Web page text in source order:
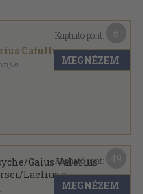
Catullus
jun.
sorozat
Kapható pont:
MEGNÉZEM
Gaius Valerius
Laelius a
Cato Maior az
Kapható pont:
MEGNÉZEM